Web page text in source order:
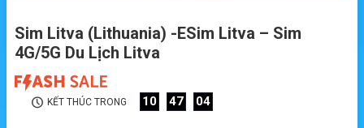
Sim Litva (Lithuania) -ESim Litva – Sim
4G/5G Du Lịch Litva
KẾT THÚC TRONG 10 47 03